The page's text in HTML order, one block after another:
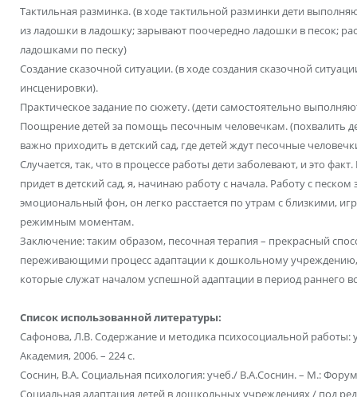
Тактильная разминка. (в ходе тактильной разминки дети
из ладошки в ладошку; зарывают поочередно ладошки в песок;
ладошками по песку)
Создание сказочной ситуации. (в ходе создания сказочной
инсценировки).
Практическое задание по сюжету. (дети самостоятельно
Поощрение детей за помощь песочным человечкам. (похвалить
важно приходить в детский сад, где детей ждут песочные
Случается, так, что в процессе работы дети заболевают, и это
придет в детский сад, я, начинаю работу с начала. Работу с
эмоциональный фон, он легко расстается по утрам с близкими,
режимным моментам.
Заключение: таким образом, песочная терапия – прекрасный
переживающими процесс адаптации к дошкольному
которые служат началом успешной адаптации в период раннего
Список использованной литературы:
Сафонова, Л.В. Содержание и методика психосоциальной работы:
Академия, 2006. – 224 с.
Соснин, В.А. Социальная психология: учеб./ В.А.Соснин. – М.:
Социальная адаптация детей в дошкольных учреждениях / под